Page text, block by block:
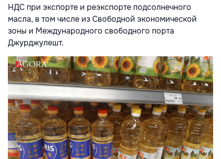
НДС при экспорте и реэкспорте подсолнечного
масла, в том числе из Свободной экономической
зоны и Международного свободного порта
Джурджулешт.